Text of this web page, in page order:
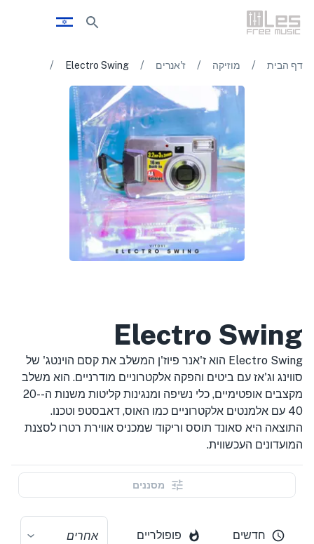
דף הבית / מוזיקה / ז'אנרים /
Electro Swing
/
Electro Swing
Electro Swing הוא ז'אנר פיוז'ן המשלב את קסם הוינטג' של
סווינג וג'אז עם ביטים והפקה אלקטרוניים מודרניים. הוא משלב
מקצבים אופטימיים, כלי נשיפה ומנגינות קליטות משנות ה-20-
40 עם אלמנטים אלקטרוניים כמו האוס, דאבסטפ וטכנו.
התוצאה היא סאונד תוסס וריקוד שמכניס אווירת רטרו לסצנת
המועדונים העכשווית.
מסננים
חדשים פופולריים אחרים